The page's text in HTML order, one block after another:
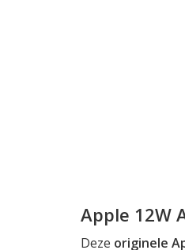
Apple 12W
Deze originele